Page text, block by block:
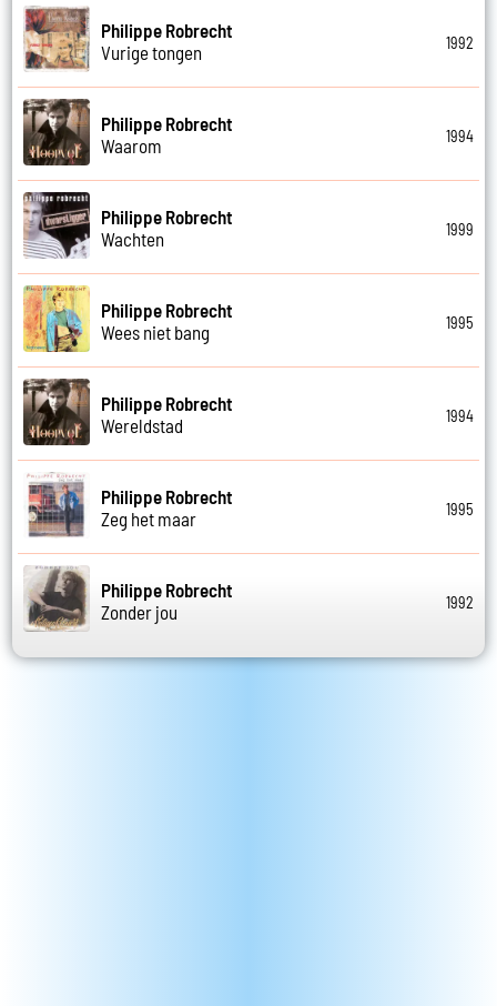
Philippe Robrecht
Vurige tongen
1992
Philippe Robrecht
Waarom
1994
Philippe Robrecht
Wachten
1999
Philippe Robrecht
Wees niet bang
1995
Philippe Robrecht
Wereldstad
1994
Philippe Robrecht
Zeg het maar
1995
Philippe Robrecht
Zonder jou
1992